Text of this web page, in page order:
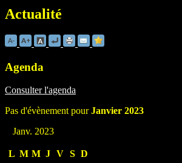
Actualité
Agenda
Consulter l'agenda
Pas d'évènement pourJanvier 2023
Janv. 2023
L M M J V S D